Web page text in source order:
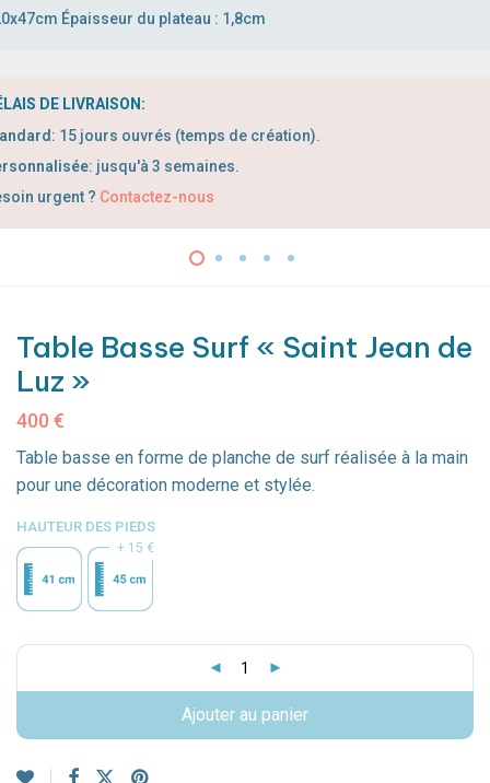
Épaisseur du plateau : 1,8cm
DE LIVRAISON:
: 1 5 jours ouvrés (temps de création).
: jusqu'à 3 semaines.
urgent ? Contactez-nous
Table Basse Surf « Saint Jean de
Luz »
400 €
Table basse en forme de planche de surf réalisée à la main
pour une décoration moderne et stylée.
HAUTEUR DES PIEDS
15 €
Ajouter au panier